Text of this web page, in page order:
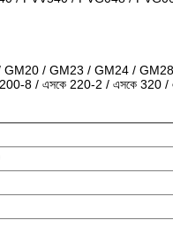
/ GM23 / GM24 /
8 / এসকে 220-2 / এসকে 320 /